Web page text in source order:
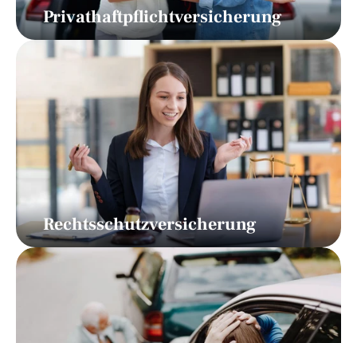
Privathaftpflichtversicherung
Rechtsschutzversicherung